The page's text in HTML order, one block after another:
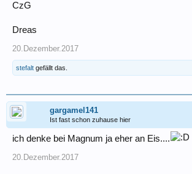
CzG
Dreas
20.Dezember.2017
stefalt gefällt das.
gargamel141
Ist fast schon zuhause hier
ich denke bei Magnum ja eher an Eis....
20.Dezember.2017